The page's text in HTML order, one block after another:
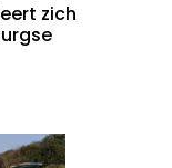
zich